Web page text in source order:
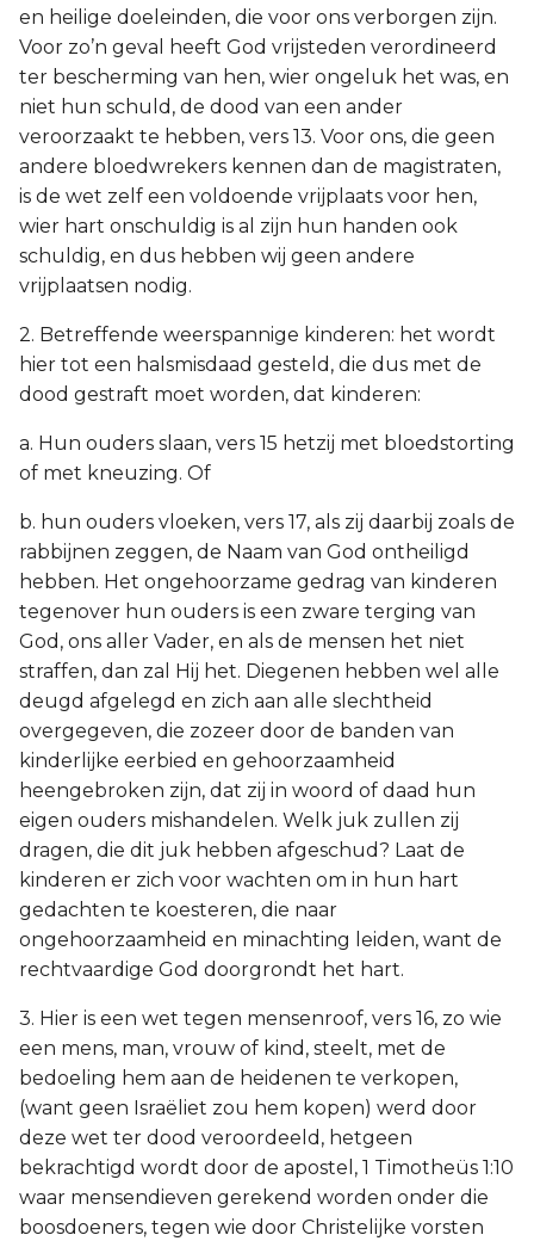
en heilige doeleinden, die voor ons verborgen zijn.
Voor zo’n geval heeft God vrijsteden verordineerd
ter bescherming van hen, wier ongeluk het was, en
niet hun schuld, de dood van een ander
veroorzaakt te hebben, vers 13. Voor ons, die geen
andere bloedwrekers kennen dan de magistraten,
is de wet zelf een voldoende vrijplaats voor hen,
wier hart onschuldig is al zijn hun handen ook
schuldig, en dus hebben wij geen andere
vrijplaatsen nodig.
2. Betreffende weerspannige kinderen: het wordt
hier tot een halsmisdaad gesteld, die dus met de
dood gestraft moet worden, dat kinderen:
a. Hun ouders slaan, vers 15 hetzij met bloedstorting
of met kneuzing. Of
b. hun ouders vloeken, vers 17, als zij daarbij zoals de
rabbijnen zeggen, de Naam van God ontheiligd
hebben. Het ongehoorzame gedrag van kinderen
tegenover hun ouders is een zware terging van
God, ons aller Vader, en als de mensen het niet
straffen, dan zal Hij het. Diegenen hebben wel alle
deugd afgelegd en zich aan alle slechtheid
overgegeven, die zozeer door de banden van
kinderlijke eerbied en gehoorzaamheid
heengebroken zijn, dat zij in woord of daad hun
eigen ouders mishandelen. Welk juk zullen zij
dragen, die dit juk hebben afgeschud? Laat de
kinderen er zich voor wachten om in hun hart
gedachten te koesteren, die naar
ongehoorzaamheid en minachting leiden, want de
rechtvaardige God doorgrondt het hart.
3. Hier is een wet tegen mensenroof, vers 16, zo wie
een mens, man, vrouw of kind, steelt, met de
bedoeling hem aan de heidenen te verkopen,
(want geen Israëliet zou hem kopen) werd door
deze wet ter dood veroordeeld, hetgeen
bekrachtigd wordt door de apostel, 1 Timotheüs 1:10
waar mensendieven gerekend worden onder die
boosdoeners, tegen wie door Christelijke vorsten